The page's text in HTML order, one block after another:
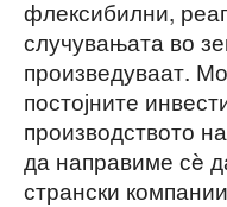
флексибилни,
случувањата во
произведуваат.
постојните
производството
да направиме сè
странски